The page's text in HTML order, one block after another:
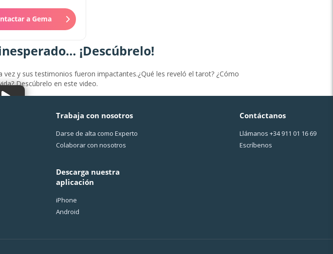
a Gema
¡Descúbrelo!
y sus testimonios fueron impactantes.¿Qué les reveló el tarot? ¿Cómo
Descúbrelo en este video.
Trabaja con nosotros
Darse de alta como Experto
Colaborar con nosotros
Descarga nuestra
aplicación
iPhone
Android
Contáctanos
Llámanos +34 911 01 16 69
Escríbenos